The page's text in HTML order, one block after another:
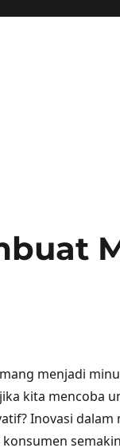
menjadi
kita mencoba
Inovasi